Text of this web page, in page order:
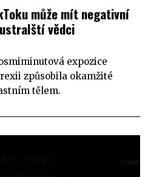
může mít negativní
vědci
expozice
způsobila okamžité
tělem.